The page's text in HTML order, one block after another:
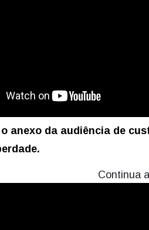
anexo da audiência de
Continua